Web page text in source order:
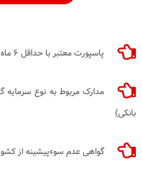
پاسپورت معتبر با حداقل ۶ ماه اعتبار
مدارک مربوط به نوع سرمایه
بانکی)
گواهی عدم سوءپیشینه از